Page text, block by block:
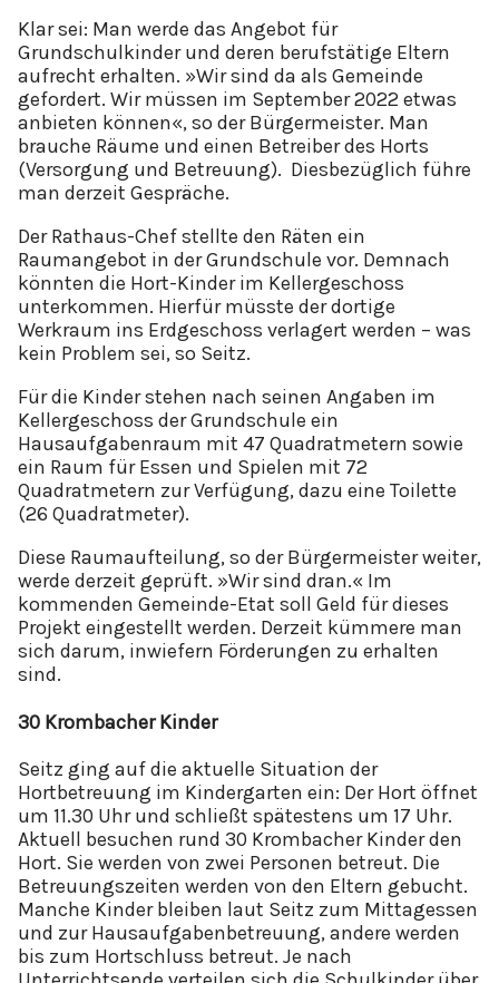
Klar sei: Man werde das Angebot für
Grundschulkinder und deren berufstätige Eltern
aufrecht erhalten. »Wir sind da als Gemeinde
gefordert. Wir müssen im September 2022 etwas
anbieten können«, so der Bürgermeister. Man
brauche Räume und einen Betreiber des Horts
(Versorgung und Betreuung). Diesbezüglich führe
man derzeit Gespräche.
Der Rathaus-Chef stellte den Räten ein
Raumangebot in der Grundschule vor. Demnach
könnten die Hort-Kinder im Kellergeschoss
unterkommen. Hierfür müsste der dortige
Werkraum ins Erdgeschoss verlagert werden – was
kein Problem sei, so Seitz.
Für die Kinder stehen nach seinen Angaben im
Kellergeschoss der Grundschule ein
Hausaufgabenraum mit 47 Quadratmetern sowie
ein Raum für Essen und Spielen mit 72
Quadratmetern zur Verfügung, dazu eine Toilette
(26 Quadratmeter).
Diese Raumaufteilung, so der Bürgermeister weiter,
werde derzeit geprüft. »Wir sind dran.« Im
kommenden Gemeinde-Etat soll Geld für dieses
Projekt eingestellt werden. Derzeit kümmere man
sich darum, inwiefern Förderungen zu erhalten
sind.
30 Krombacher Kinder
Seitz ging auf die aktuelle Situation der
Hortbetreuung im Kindergarten ein: Der Hort öffnet
um 11.30 Uhr und schließt spätestens um 17 Uhr.
Aktuell besuchen rund 30 Krombacher Kinder den
Hort. Sie werden von zwei Personen betreut. Die
Betreuungszeiten werden von den Eltern gebucht.
Manche Kinder bleiben laut Seitz zum Mittagessen
und zur Hausaufgabenbetreuung, andere werden
bis zum Hortschluss betreut. Je nach